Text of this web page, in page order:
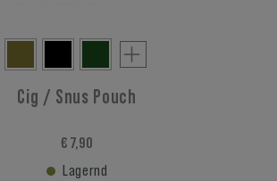
Cig / Snus Pouch
€ 7,90
Lagernd